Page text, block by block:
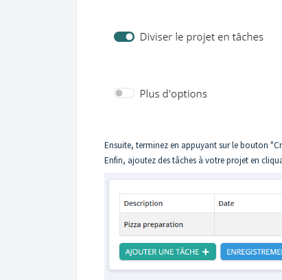
Ensuite, terminez en appuyant sur le bouton
Enfin, ajoutez des tâches à votre projet en